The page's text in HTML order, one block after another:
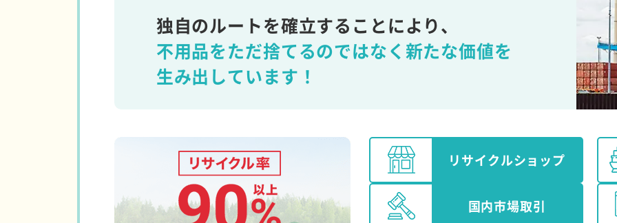
独自のルートを確立することにより、
不用品をただ捨てるのではなく新たな価値を
生み出しています！
リサイクルショップ
国内市場取引